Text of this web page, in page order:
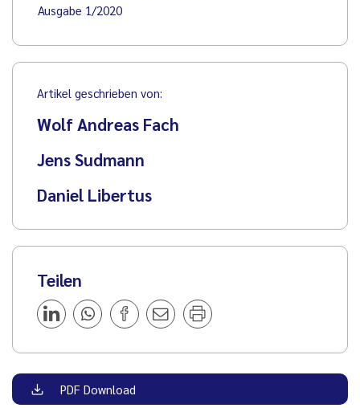
Ausgabe 1/2020
Artikel geschrieben von:
Wolf Andreas Fach
Jens Sudmann
Daniel Libertus
Teilen
PDF Download